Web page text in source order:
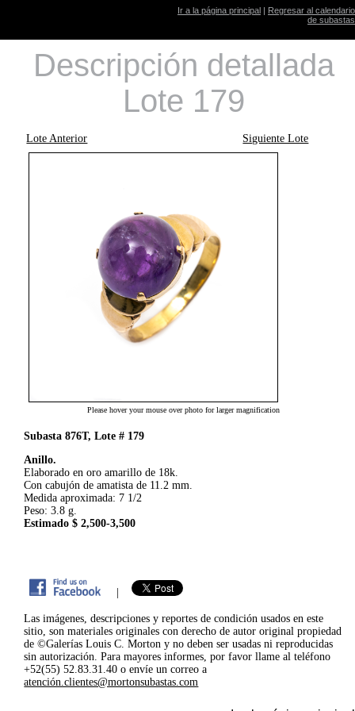
Ir a la página principal | Regresar al calendario
de subastas
Descripción detallada
Lote 179
Lote Anterior Siguiente Lote
Please hover your mouse over photo for larger magnification
Subasta 876T, Lote # 179
Anillo.
Elaborado en oro amarillo de 18k.
Con cabujón de amatista de 11.2 mm.
Medida aproximada: 7 1/2
Peso: 3.8 g.
Estimado $ 2,500-3,500
|
Las imágenes, descripciones y reportes de condición usados en este
sitio, son materiales originales con derecho de autor original propiedad
de ©Galerías Louis C. Morton y no deben ser usadas ni reproducidas
sin autorización. Para mayores informes, por favor llame al teléfono
+52(55) 52.83.31.40 o envíe un correo a
atención.clientes@mortonsubastas.com